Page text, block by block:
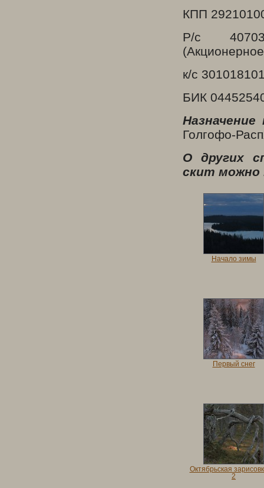
КПП
Р/с
к/с
БИК
Голгофо-
О других
скит
Начало зимы
Первый снег
Октябрьская
2